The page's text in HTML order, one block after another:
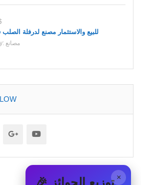
للبيع والاستثمار مصنع لدرفلة
مصانع
× 🎉 توزيع الجوائز